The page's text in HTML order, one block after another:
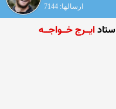
ارسالها: 7144
ایــرج خــواجــه